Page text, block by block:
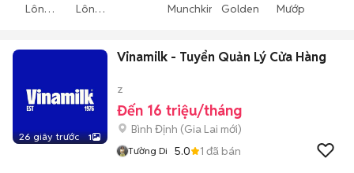
Lông
Lông
Munchkin
Golden
Mướp
26 giây trước 1
Vinamilk - Tuyển Quản Lý Cửa Hàng
z
Đến 16 triệu/tháng
Bình Định (Gia Lai mới)
Tường Di 5.0 1 đã bán